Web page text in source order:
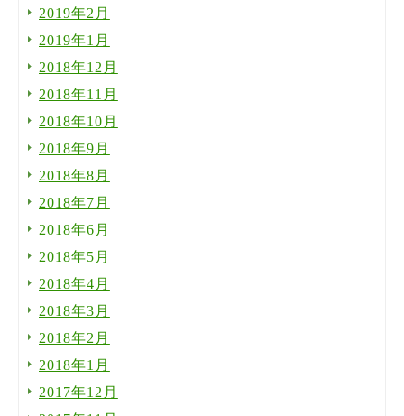
2019年2月
2019年1月
2018年12月
2018年11月
2018年10月
2018年9月
2018年8月
2018年7月
2018年6月
2018年5月
2018年4月
2018年3月
2018年2月
2018年1月
2017年12月